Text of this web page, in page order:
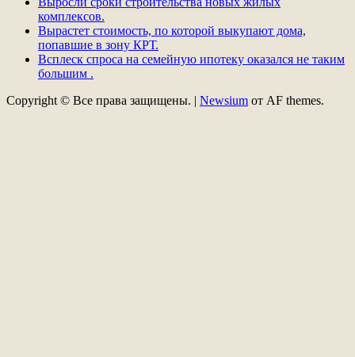
комплексов.
Вырастет стоимость, по которой выкупают дома,
попавшие в зону КРТ.
Всплеск спроса на семейную ипотеку оказался не таким
большим .
Copyright © Все права защищены. | Newsium от AF themes.